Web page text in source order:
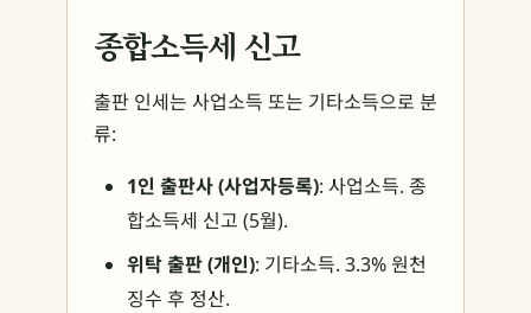
종합소득세 신고
출판 인세는 사업소득 또는 기타소득으로 분
류:
1인 출판사 (사업자등록): 사업소득. 종
합소득세 신고 (5월).
위탁 출판 (개인): 기타소득. 3.3% 원천
징수 후 정산.